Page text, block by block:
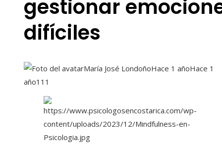
gestionar
difíciles
María José LondoñoHace 1 añoHace 1
año111